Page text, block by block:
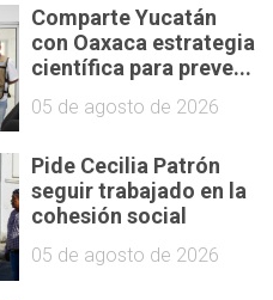
Comparte Yucatán
con Oaxaca estrategia
científica para preve...
05 de agosto de 2026
Pide Cecilia Patrón
seguir trabajado en la
cohesión social
05 de agosto de 2026